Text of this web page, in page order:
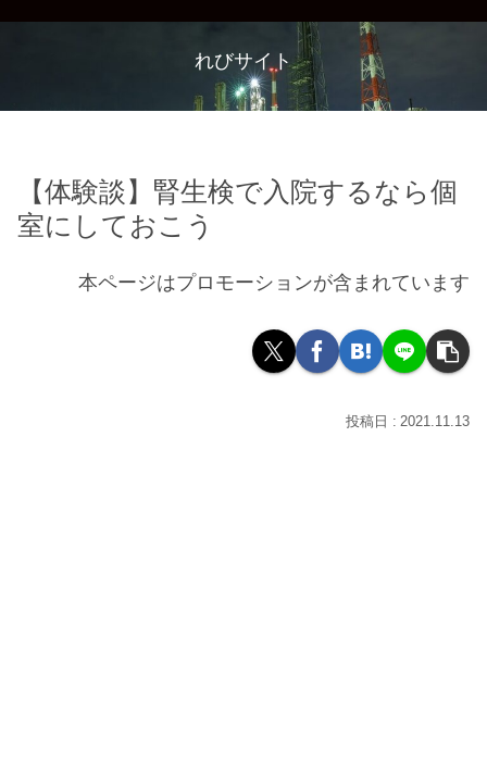
れびサイト
【体験談】腎生検で入院するなら個
室にしておこう
本ページはプロモーションが含まれています
2021.11.13